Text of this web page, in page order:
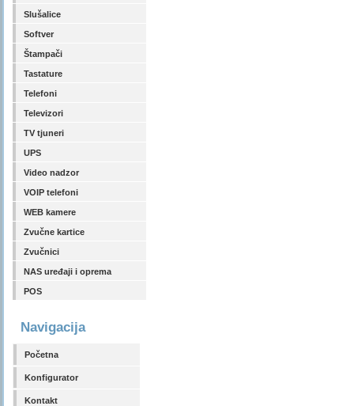
Slušalice
Softver
Štampači
Tastature
Telefoni
Televizori
TV tjuneri
UPS
Video nadzor
VOIP telefoni
WEB kamere
Zvučne kartice
Zvučnici
NAS uređaji i oprema
POS
Navigacija
Početna
Konfigurator
Kontakt